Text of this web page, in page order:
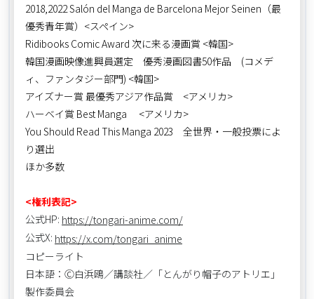
2018,2022 Salón del Manga de Barcelona Mejor Seinen（最
優秀青年賞）<スペイン>
Ridibooks Comic Award 次に来る漫画賞 <韓国>
韓国漫画映像進興員選定 優秀漫画図書50作品 (コメデ
ィ、ファンタジー部門) <韓国>
アイズナー賞 最優秀アジア作品賞 <アメリカ>
ハーベイ賞 Best Manga <アメリカ>
You Should Read This Manga 2023 全世界・一般投票によ
り選出
ほか多数
<権利表記>
公式HP: https://tongari-anime.com/
公式X: https://x.com/tongari_anime
コピーライト
日本語：Ⓒ白浜鴎／講談社／「とんがり帽子のアトリエ」
製作委員会